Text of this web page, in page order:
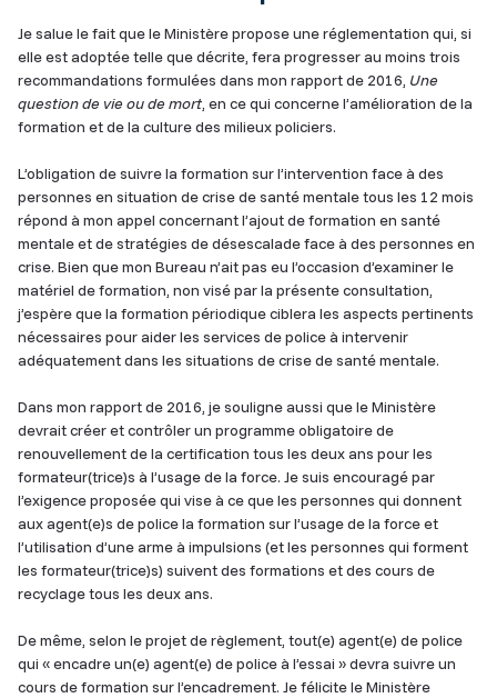
Je salue le fait que le Ministère propose une réglementation qui, si
elle est adoptée telle que décrite, fera progresser au moins trois
recommandations formulées dans mon rapport de 2016, Une
question de vie ou de mort, en ce qui concerne l’amélioration de la
formation et de la culture des milieux policiers.
L’obligation de suivre la formation sur l’intervention face à des
personnes en situation de crise de santé mentale tous les 12 mois
répond à mon appel concernant l’ajout de formation en santé
mentale et de stratégies de désescalade face à des personnes en
crise. Bien que mon Bureau n’ait pas eu l’occasion d’examiner le
matériel de formation, non visé par la présente consultation,
j’espère que la formation périodique ciblera les aspects pertinents
nécessaires pour aider les services de police à intervenir
adéquatement dans les situations de crise de santé mentale.
Dans mon rapport de 2016, je souligne aussi que le Ministère
devrait créer et contrôler un programme obligatoire de
renouvellement de la certification tous les deux ans pour les
formateur(trice)s à l’usage de la force. Je suis encouragé par
l’exigence proposée qui vise à ce que les personnes qui donnent
aux agent(e)s de police la formation sur l’usage de la force et
l’utilisation d’une arme à impulsions (et les personnes qui forment
les formateur(trice)s) suivent des formations et des cours de
recyclage tous les deux ans.
De même, selon le projet de règlement, tout(e) agent(e) de police
qui « encadre un(e) agent(e) de police à l’essai » devra suivre un
cours de formation sur l’encadrement. Je félicite le Ministère